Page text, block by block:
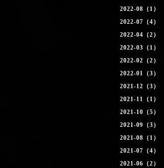
2022-08（1）
2022-07（4）
2022-04（2）
2022-03（1）
2022-02（2）
2022-01（3）
2021-12（3）
2021-11（1）
2021-10（5）
2021-09（3）
2021-08（1）
2021-07（4）
2021-06（2）